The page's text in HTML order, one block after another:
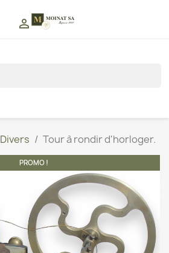

Divers Tour à rondir d'horloger.
PROMO !